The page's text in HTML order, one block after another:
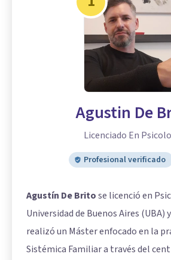
Agustin De
Licenciado En
Profesional verificado
Agustín De Britose licenció en
Universidad de Buenos Aires
realizó un Máster enfocado en la
Sistémica Familiar a través del